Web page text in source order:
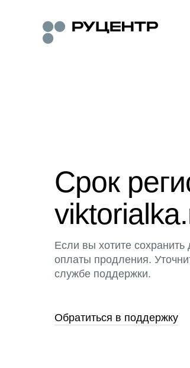
Срок
Если вы хотите
оплаты продления.
службе поддержки.
Обратиться в поддержку